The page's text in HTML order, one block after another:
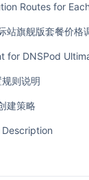
Routes for
站旗舰版套餐价格
Ultimate Plan
则说明
建策略